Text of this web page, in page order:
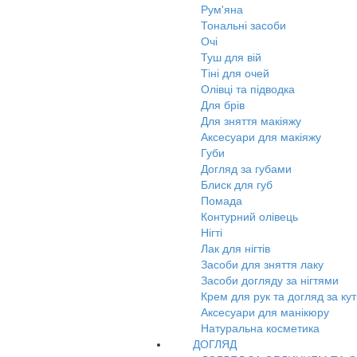
Рум'яна
Тональні засоби
Очі
Туш для вій
Тіні для очей
Олівці та підводка
Для брів
Для зняття макіяжу
Аксесуари для макіяжу
Губи
Догляд за губами
Блиск для губ
Помада
Контурний олівець
Нігті
Лак для нігтів
Засоби для зняття лаку
Засоби догляду за нігтями
Крем для рук та догляд за
Аксесуари для манікюру
Натуральна косметика
ДОГЛЯД